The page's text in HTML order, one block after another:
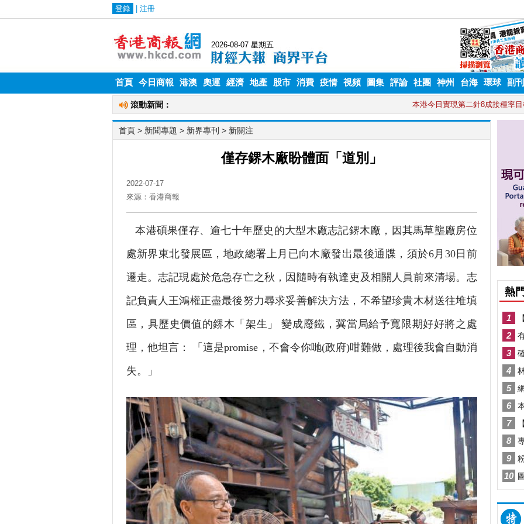
首頁 今日商報 港澳 奧運 經濟 地產 股市 消費 疫情 視頻 圖集 評論 社團 神州 台海 環球 副刊
首頁 > 新聞專題 > 新界專刊 > 新關注
僅存鎅木廠盼體面「道別」
2022-07-17
來源：香港商報
本港碩果僅存、逾七十年歷史的大型木廠志記鎅木廠，因其馬草壟廠房位
處新界東北發展區，地政總署上月已向木廠發出最後通牒，須於6月30日前
遷走。志記現處於危急存亡之秋，因隨時有執達吏及相關人員前來清場。志
記負責人王鴻權正盡最後努力尋求妥善解決方法，不希望珍貴木材送往堆填
區，具歷史價值的鎅木「架生」 變成廢鐵，冀當局給予寬限期好好將之處
理，他坦言： 「這是promise，不會令你哋(政府)咁難做，處理後我會自動消
失。」